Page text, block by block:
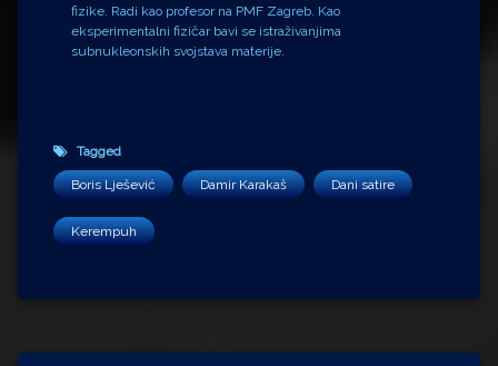
fizike. Radi kao profesor na PMF Zagreb. Kao
eksperimentalni fizičar bavi se istraživanjima
subnukleonskih svojstava materije.
Tagged
Boris Lješević Damir Karakaš Dani satire
Kerempuh